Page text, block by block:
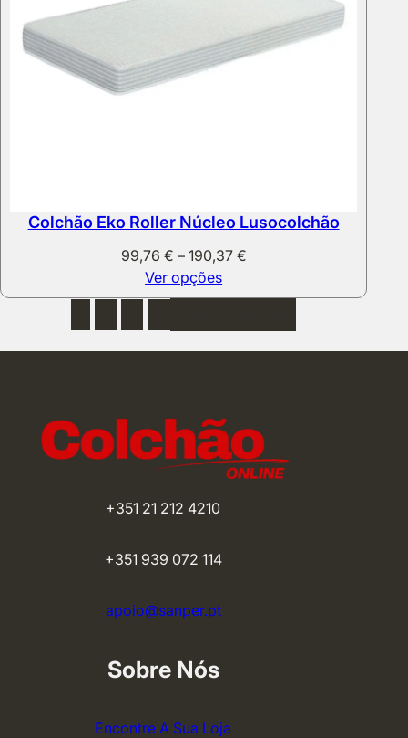
Colchão Eko Roller Núcleo Lusocolchão
99,76 € – 190,37 €Price
99,76 €
Ver opções
+351 21 212 4210
+351 939 072 114
apoio@sanper.pt
Sobre Nós
Encontre A Sua Loja